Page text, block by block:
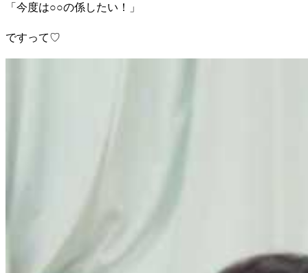
「今度は○○の係したい！」
ですって♡